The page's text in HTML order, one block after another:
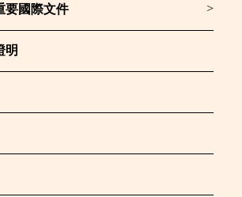
要國際文件 >
明